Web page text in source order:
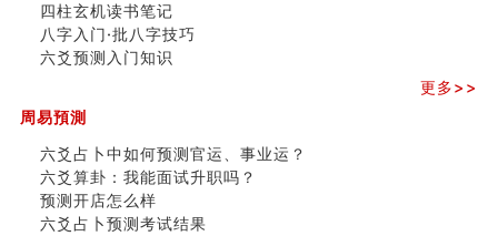
四柱玄机读书笔记
八字入门·批八字技巧
六爻预测入门知识
更多>>
周易預測
六爻占卜中如何预测官运、事业运？
六爻算卦：我能面试升职吗？
预测开店怎么样
六爻占卜预测考试结果